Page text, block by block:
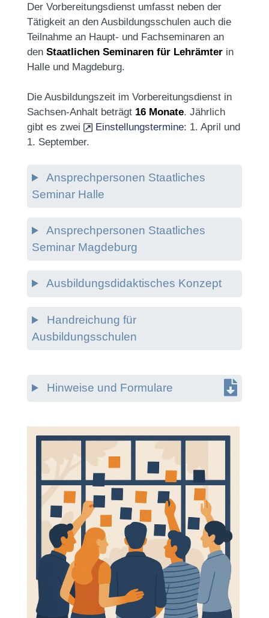
Der Vorbereitungsdienst umfasst neben der
Tätigkeit an den Ausbildungsschulen auch die
Teilnahme an Haupt- und Fachseminaren an
den Staatlichen Seminaren für Lehrämter in
Halle und Magdeburg.
Die Ausbildungszeit im Vorbereitungsdienst in
Sachsen-Anhalt beträgt 16 Monate. Jährlich
gibt es zwei
Einstellungstermine: 1. April und
1. September.
Ansprechpersonen Staatliches
Seminar Halle
Ansprechpersonen Staatliches
Seminar Magdeburg
Ausbildungsdidaktisches Konzept
Handreichung für
Ausbildungsschulen
Hinweise und Formulare